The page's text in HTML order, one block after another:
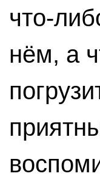
что-
нём, а